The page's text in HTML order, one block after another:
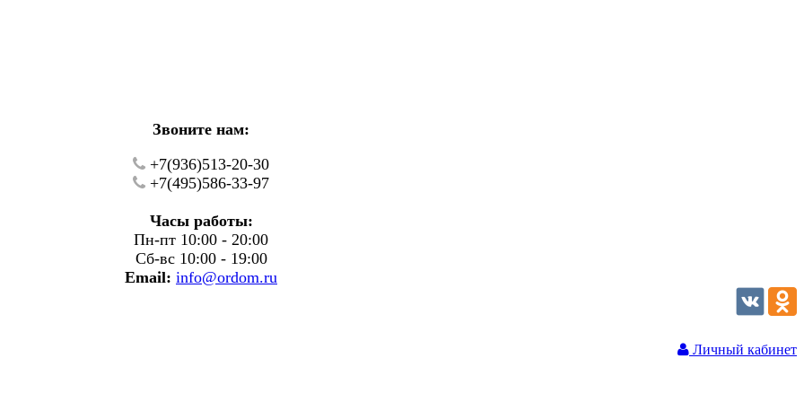
Звоните нам:
+7(936)513-20-30
+7(495)586-33-97
Часы работы:
Пн-пт 10:00 - 20:00
Сб-вс 10:00 - 19:00
Email: info@ordom.ru
Личный кабинет